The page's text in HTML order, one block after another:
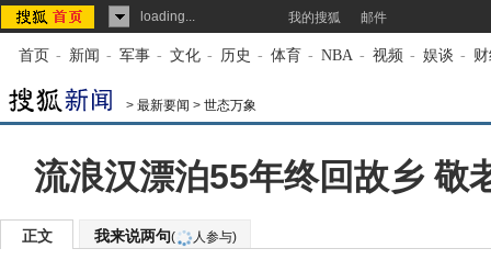
loading... 我的搜狐 邮件
首页 - 新闻 - 军事 - 文化 - 历史 - 体育 - NBA - 视频 - 娱谈 -
> 最新要闻 > 世态万象
流浪汉漂泊55年终回故乡 敬
正文 我来说两句( 人参与)